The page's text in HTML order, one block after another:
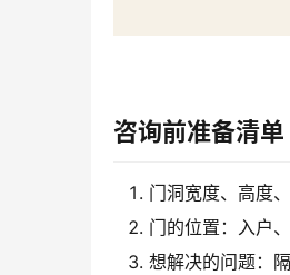
咨询前准备清单
门洞宽度、高度、
门的位置：入户
想解决的问题：